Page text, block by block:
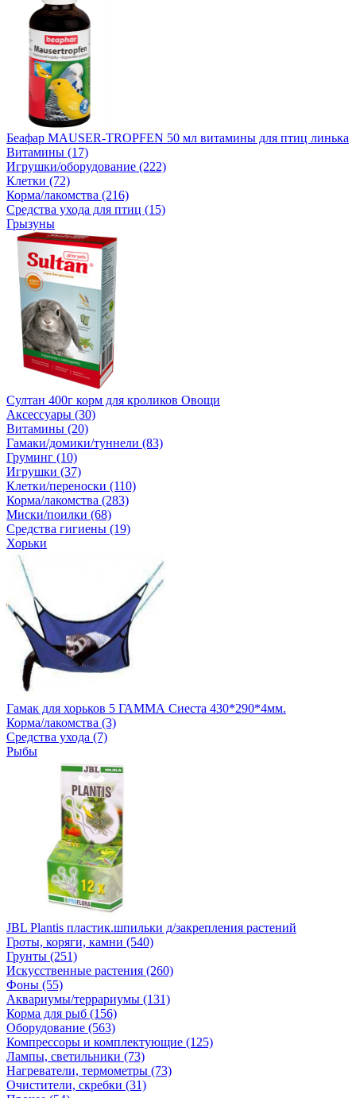
Беафар MAUSER-TROPFEN 50 мл витамины для птиц линька
Витамины (17)
Игрушки/оборудование (222)
Клетки (72)
Корма/лакомства (216)
Средства ухода для птиц (15)
Грызуны
Султан 400г корм для кроликов Овощи
Аксессуары (30)
Витамины (20)
Гамаки/домики/туннели (83)
Груминг (10)
Игрушки (37)
Клетки/переноски (110)
Корма/лакомства (283)
Миски/поилки (68)
Средства гигиены (19)
Хорьки
Гамак для хорьков 5 ГАММА Сиеста 430*290*4мм.
Корма/лакомства (3)
Средства ухода (7)
Рыбы
JBL Plantis пластик.шпильки д/закрепления растений
Гроты, коряги, камни (540)
Грунты (251)
Искусственные растения (260)
Фоны (55)
Аквариумы/террариумы (131)
Корма для рыб (156)
Оборудование (563)
Компрессоры и комплектующие (125)
Лампы, светильники (73)
Нагреватели, термометры (73)
Очистители, скребки (31)